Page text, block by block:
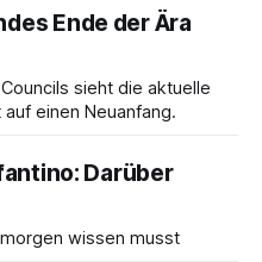
Ende der Ära
sieht die aktuelle
einen Neuanfang.
Darüber
wissen musst